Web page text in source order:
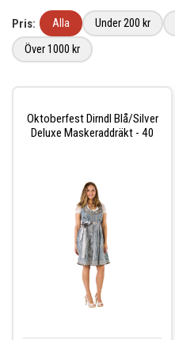
Pris: Alla Under 200 kr
Över 1000 kr
Oktoberfest Dirndl Blå/Silver
Deluxe Maskeraddräkt - 40